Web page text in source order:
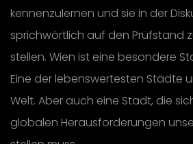
kennenzulernen und sie in der
sprichwörtlich auf den Prüfstand
stellen. Wien ist eine besondere
Eine der lebenswertesten Städte
Welt. Aber auch eine Stadt, die
globalen Herausforderungen